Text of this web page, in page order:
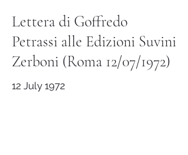
Lettera di Goffredo
Petrassi alle Edizioni Suvini
Zerboni (Roma 12/07/1972)
12 July 1972